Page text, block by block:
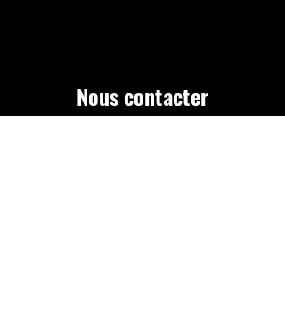
Nous contacter